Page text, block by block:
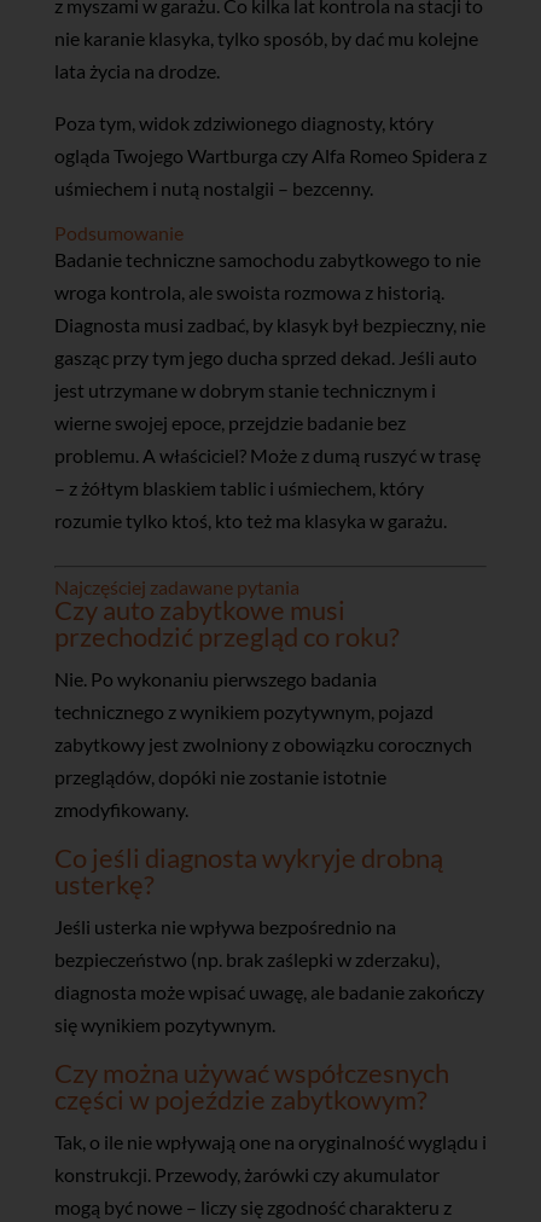
z myszami w garażu. Co kilka lat kontrola na stacji to
nie karanie klasyka, tylko sposób, by dać mu kolejne
lata życia na drodze.
Poza tym, widok zdziwionego diagnosty, który
ogląda Twojego Wartburga czy Alfa Romeo Spidera z
uśmiechem i nutą nostalgii – bezcenny.
Podsumowanie
Badanie techniczne samochodu zabytkowego to nie
wroga kontrola, ale swoista rozmowa z historią.
Diagnosta musi zadbać, by klasyk był bezpieczny, nie
gasząc przy tym jego ducha sprzed dekad. Jeśli auto
jest utrzymane w dobrym stanie technicznym i
wierne swojej epoce, przejdzie badanie bez
problemu. A właściciel? Może z dumą ruszyć w trasę
– z żółtym blaskiem tablic i uśmiechem, który
rozumie tylko ktoś, kto też ma klasyka w garażu.
Najczęściej zadawane pytania
Czy auto zabytkowe musi
przechodzić przegląd co roku?
Nie. Po wykonaniu pierwszego badania
technicznego z wynikiem pozytywnym, pojazd
zabytkowy jest zwolniony z obowiązku corocznych
przeglądów, dopóki nie zostanie istotnie
zmodyfikowany.
Co jeśli diagnosta wykryje drobną
usterkę?
Jeśli usterka nie wpływa bezpośrednio na
bezpieczeństwo (np. brak zaślepki w zderzaku),
diagnosta może wpisać uwagę, ale badanie zakończy
się wynikiem pozytywnym.
Czy można używać współczesnych
części w pojeździe zabytkowym?
Tak, o ile nie wpływają one na oryginalność wyglądu i
konstrukcji. Przewody, żarówki czy akumulator
mogą być nowe – liczy się zgodność charakteru z